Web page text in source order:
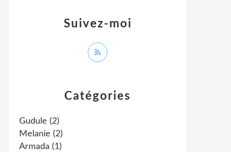
Catégories
Gudule (2)
Melanie (2)
Armada (1)
Suivez-moi